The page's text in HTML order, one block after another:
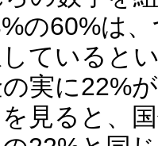
の60%は
ていると
実に22%
見ると、